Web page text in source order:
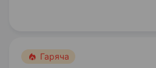
Гаряча